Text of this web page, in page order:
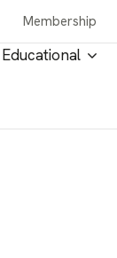
Membership
Educational